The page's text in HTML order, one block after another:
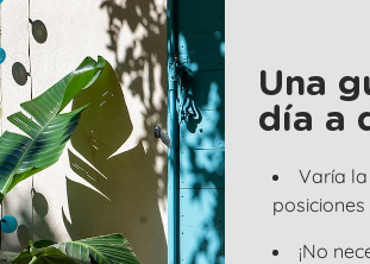
Una
día a
Varía
¡No